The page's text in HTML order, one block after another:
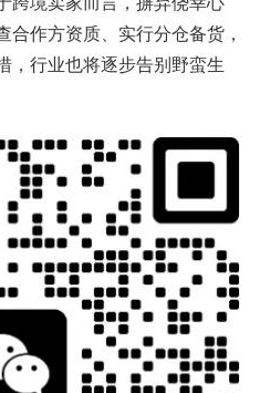
作方资质、实行分仓备货，
，行业也将逐步告别野蛮生